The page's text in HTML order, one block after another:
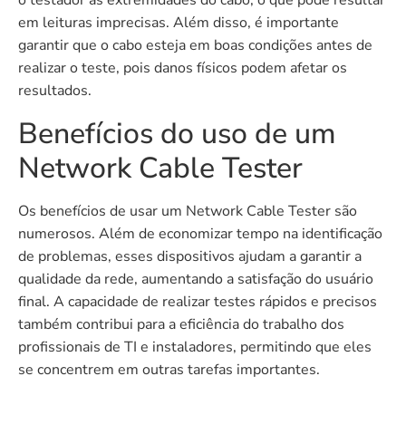
em leituras imprecisas. Além disso, é importante
garantir que o cabo esteja em boas condições antes de
realizar o teste, pois danos físicos podem afetar os
resultados.
Benefícios do uso de um
Network Cable Tester
Os benefícios de usar um Network Cable Tester são
numerosos. Além de economizar tempo na identificação
de problemas, esses dispositivos ajudam a garantir a
qualidade da rede, aumentando a satisfação do usuário
final. A capacidade de realizar testes rápidos e precisos
também contribui para a eficiência do trabalho dos
profissionais de TI e instaladores, permitindo que eles
se concentrem em outras tarefas importantes.